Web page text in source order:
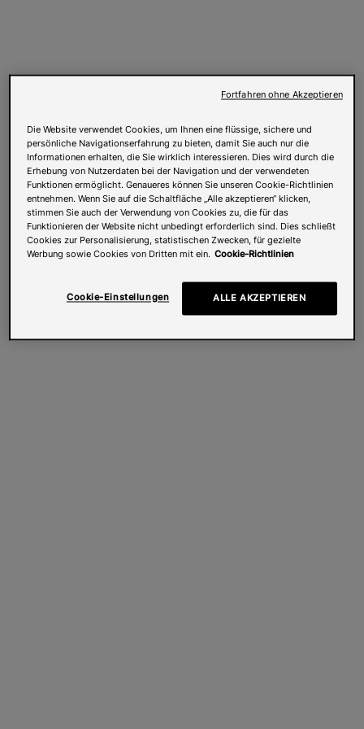
Die Website verwendet Cookies, um Ihnen eine flüssige, sichere und
persönliche Navigationserfahrung zu bieten, damit Sie auch nur die
Informationen erhalten, die Sie wirklich interessieren. Dies wird durch die
Erhebung von Nutzerdaten bei der Navigation und der verwendeten
Funktionen ermöglicht. Genaueres können Sie unseren Cookie-Richtlinien
entnehmen. Wenn Sie auf die Schaltfläche „Alle akzeptieren“ klicken,
stimmen Sie auch der Verwendung von Cookies zu, die für das
Funktionieren der Website nicht unbedingt erforderlich sind. Dies schließt
Cookies zur Personalisierung, statistischen Zwecken, für gezielte
Werbung sowie Cookies von Dritten mit ein. Cookie-Richtlinien
Cookie-Einstellungen ALLE AKZEPTIEREN
Fortfahren ohne Akzeptieren